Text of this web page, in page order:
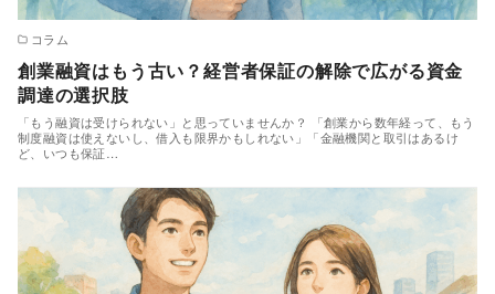
コラム
創業融資はもう古い？経営者保証の解除で広がる資金
調達の選択肢
「もう融資は受けられない」と思っていませんか？ 「創業から数年経って、もう
制度融資は使えないし、借入も限界かもしれない」「金融機関と取引はあるけ
ど、いつも保証…